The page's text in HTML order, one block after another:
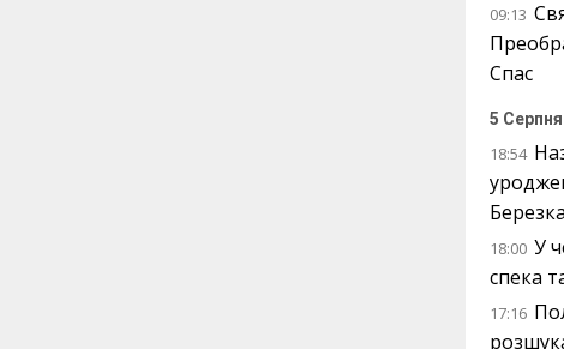
09:13
Спас
5 Серпня
18:54
Березка
18:00 У
спека
17:16